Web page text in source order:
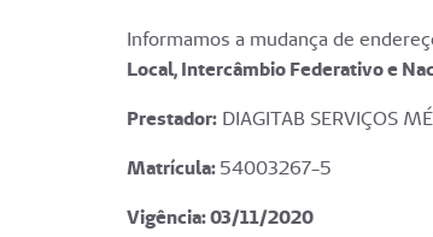
Informamos a mudança de
Local, Intercâmbio Federativo e
Prestador: DIAGITAB SERVIÇOS
Matrícula:54003267-5
Vigência: 03/11/2020